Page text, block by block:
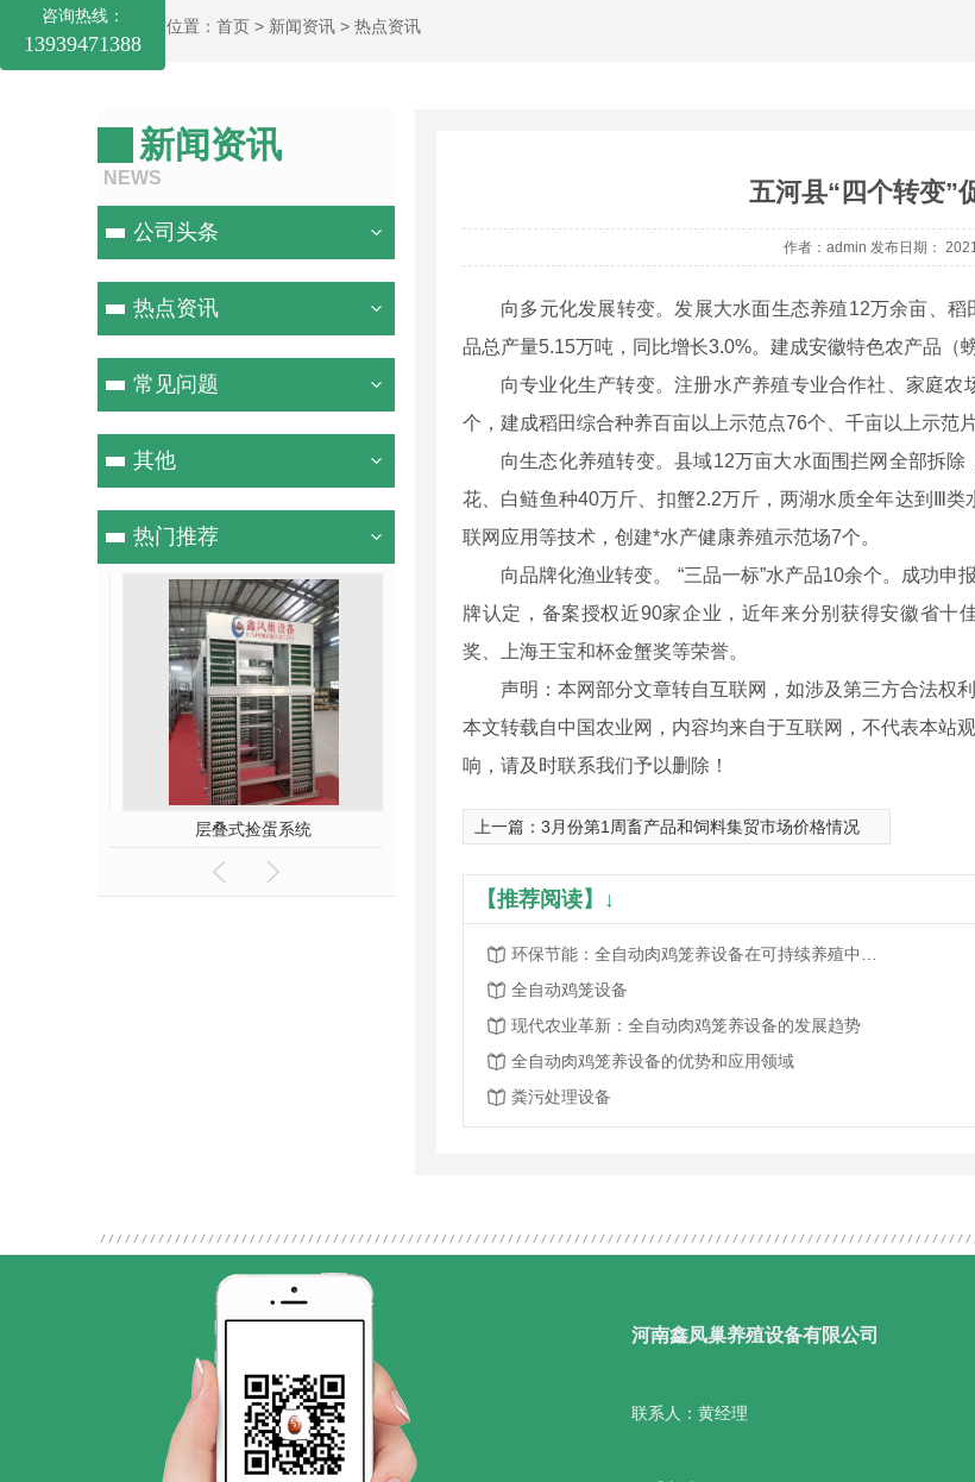
当前位置： 首页 > 新闻资讯 > 热点资讯
新闻资讯
NEWS
公司头条
热点资讯
常见问题
其他
热门推荐
层叠式捡蛋系统 环控系统
五河县“四个转变”
作者：admin 发布日期：
向多元化发展转变。发展大水面生态养殖12万余亩、
品总产量5.15万吨，同比增长3.0%。建成安徽特色农产品（
向专业化生产转变。注册水产养殖专业合作社、家庭
个，建成稻田综合种养百亩以上示范点76个、千亩以上示范
向生态化养殖转变。县域12万亩大水面围拦网全部拆
花、白鲢鱼种40万斤、扣蟹2.2万斤，两湖水质全年达到Ⅲ
联网应用等技术，创建*水产健康养殖示范场7个。
向品牌化渔业转变。 “三品一标”水产品10余个。成功申
牌认定，备案授权近90家企业，近年来分别获得安徽省十
奖、上海王宝和杯金蟹奖等荣誉。
声明：本网部分文章转自互联网，如涉及第三方合法权
本文转载自中国农业网，内容均来自于互联网，不代表本站
响，请及时联系我们予以删除！
上一篇： 3月份第1周畜产品和饲料集贸市场价格情况
【推荐阅读】↓
全自动鸡笼设备
现代农业革新：全自动肉鸡笼养设备的发展趋势
全自动肉鸡笼养设备的优势和应用领域
粪污处理设备
河南鑫凤巢养殖设备有限公司
联系人：黄经理
咨询热线：
13939471388